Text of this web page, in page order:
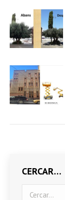
CERCAR…